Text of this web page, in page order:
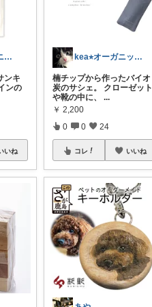
とん(´･ω･`)アニメ好き✨
ンキ
ンの
いね
kea⭐︎オーガニックアイテム
楠チップから作ったバイオ
炭のサシェ。 クローゼット
や靴の中に、
...
￥ 2,200
0 0 24
コレ いいね